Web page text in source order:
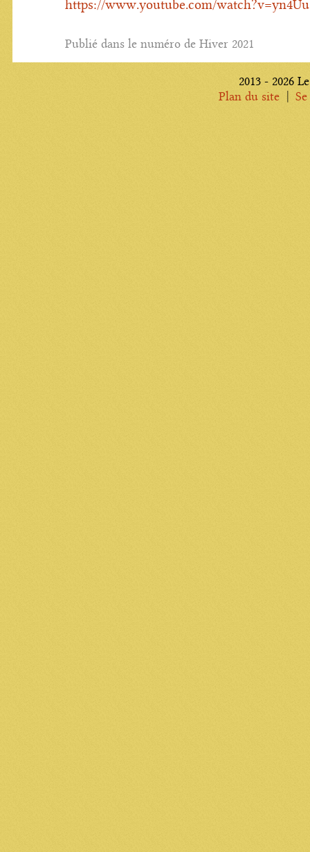
https://www.youtube.com/
Publié dans le numéro de Hiver 2021
2013 - 2026
Plan du site